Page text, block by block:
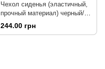
Чехол сиденья (эластичный,
прочный материал) черный/
красный
244.00 грн